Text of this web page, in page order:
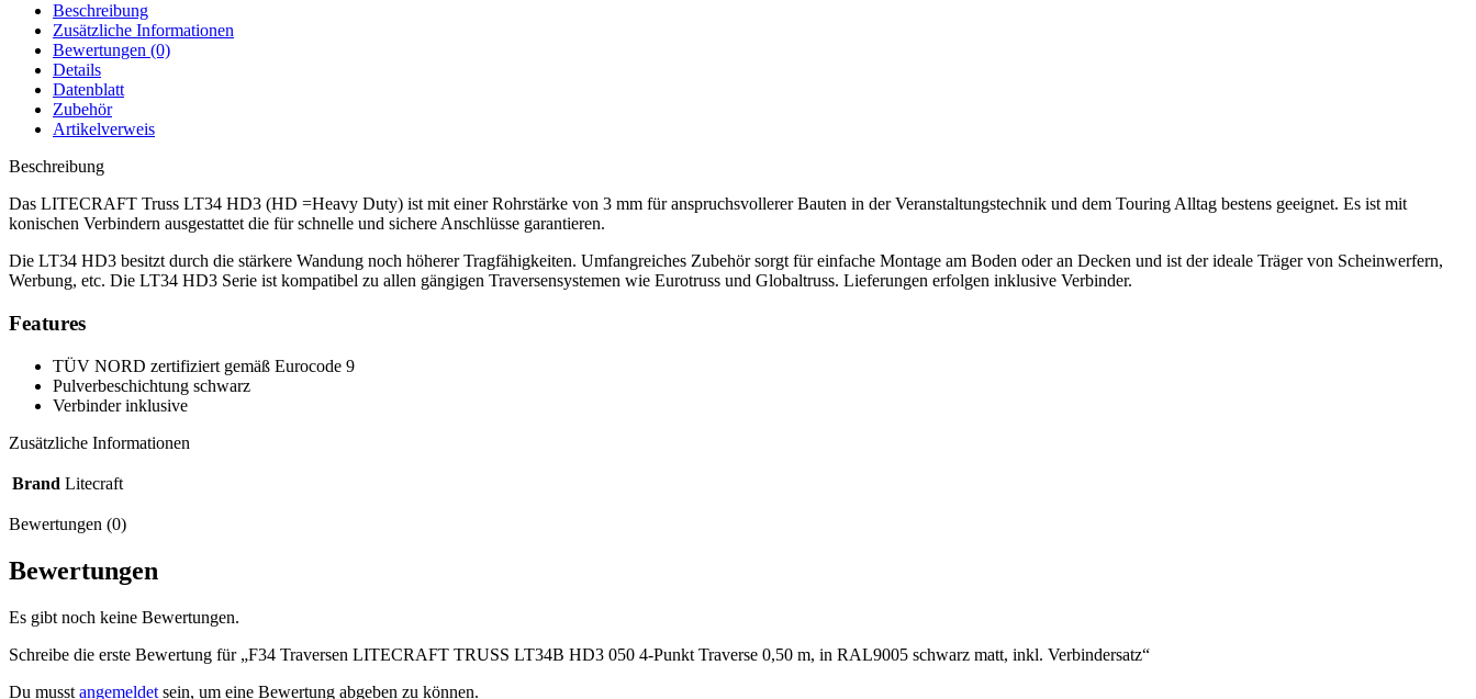
Beschreibung
Zusätzliche Informationen
Bewertungen (0)
Details
Datenblatt
Zubehör
Artikelverweis
Beschreibung
Das LITECRAFT Truss LT34 HD3 (HD =Heavy Duty) ist mit einer Rohrstärke von 3 mm für anspruchsvollerer Bauten in der Veranstaltungstechnik und dem Touring Alltag bestens geeignet. Es ist mit
konischen Verbindern ausgestattet die für schnelle und sichere Anschlüsse garantieren.
Die LT34 HD3 besitzt durch die stärkere Wandung noch höherer Tragfähigkeiten. Umfangreiches Zubehör sorgt für einfache Montage am Boden oder an Decken und ist der ideale Träger von Scheinwerfern,
Werbung, etc. Die LT34 HD3 Serie ist kompatibel zu allen gängigen Traversensystemen wie Eurotruss und Globaltruss. Lieferungen erfolgen inklusive Verbinder.
Features
TÜV NORD zertifiziert gemäß Eurocode 9
Pulverbeschichtung schwarz
Verbinder inklusive
Zusätzliche Informationen
Brand Litecraft
Bewertungen (0)
Bewertungen
Es gibt noch keine Bewertungen.
Schreibe die erste Bewertung für „F34 Traversen LITECRAFT TRUSS LT34B HD3 050 4-Punkt Traverse 0,50 m, in RAL9005 schwarz matt, inkl. Verbindersatz“
Du musst angemeldet sein, um eine Bewertung abgeben zu können.